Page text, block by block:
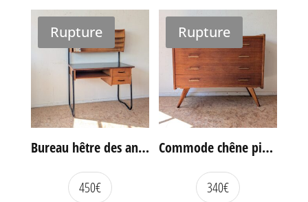
Rupture
Bureau hêtre des années 60
450€
Rupture
Commode chêne pieds compas vintage
340€